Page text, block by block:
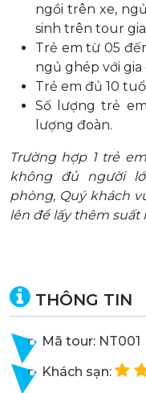
ngồi trên xe,
sinh trên tour
Trẻ em từ 05
ngủ ghép với gia
Trẻ em đủ 10
Số lượng trẻ
lượng đoàn.
Trường hợp 1 trẻ
không đủ người
phòng, Quý khách
lên để lấy thêm suất
THÔNG TIN
Mã tour: NT001
Khách sạn: